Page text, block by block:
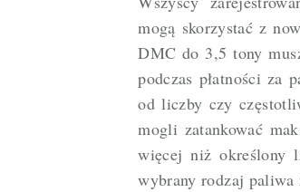
mogą skorzystać z
DMC do 3,5 tony
podczas płatności za
od liczby czy
mogli zatankować
więcej niż określony
wybrany rodzaj paliwa